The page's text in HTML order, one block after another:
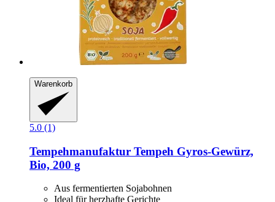
Warenkorb
5.0 (1)
Tempehmanufaktur Tempeh Gyros-​Gewürz,
Bio, 200 g
Aus fermentierten Sojabohnen
Ideal für herzhafte Gerichte